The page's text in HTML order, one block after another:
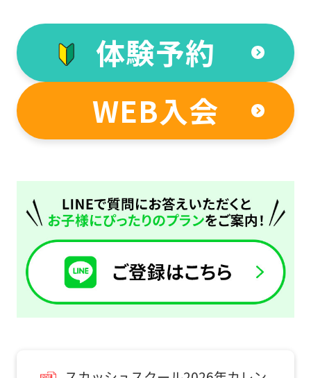
体験予約
WEB入会
below
(start
automatic
translation)
to
the
top
page.
if
you
automatic